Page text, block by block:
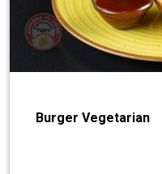
Burger Vegetarian